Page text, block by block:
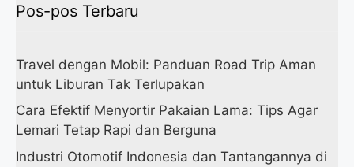
Pos-pos Terbaru
Travel dengan Mobil: Panduan Road Trip Aman
untuk Liburan Tak Terlupakan
Cara Efektif Menyortir Pakaian Lama: Tips Agar
Lemari Tetap Rapi dan Berguna
Industri Otomotif Indonesia dan Tantangannya di